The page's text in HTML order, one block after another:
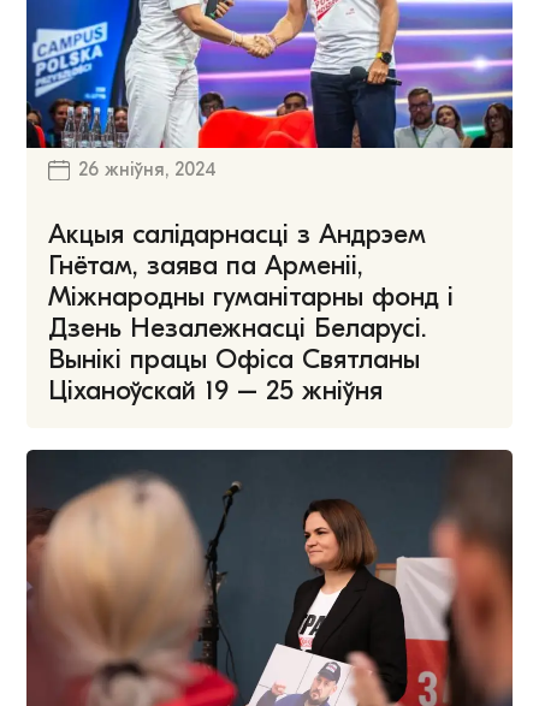
26 жніўня, 2024
Акцыя салідарнасці з Андрэем
Гнётам, заява па Арменіі,
Міжнародны гуманітарны фонд і
Дзень Незалежнасці Беларусі.
Вынікі працы Офіса Святланы
Ціханоўскай 19 – 25 жніўня